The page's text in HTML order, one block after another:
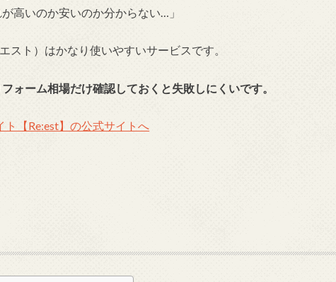
高いのか安いのか分からない…」
スト）はかなり使いやすいサービスです。
ォーム相場だけ確認しておくと失敗しにくいです。
【Re:est】の公式サイトへ